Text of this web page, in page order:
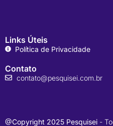
Links Úteis
Política de Privacidade
Contato
contato@pesquisei.com.br
@Copyright 2025 Pesquisei -